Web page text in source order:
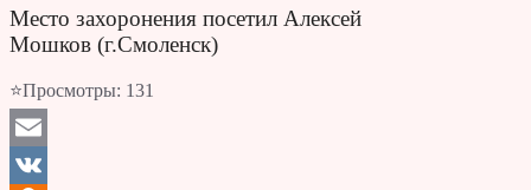
Место захоронения посетил Алексей
Мошков (г.Смоленск)
⭐Просмотры: 131
Email